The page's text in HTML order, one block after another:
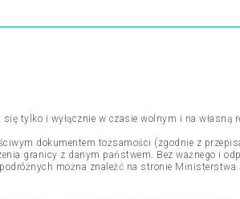
tylko i wyłącznie w czasie wolnym i na własną
dokumentem tożsamości (zgodnie z
granicy z danym państwem. Bez ważnego i
można znaleźć na stronie Ministerstwa